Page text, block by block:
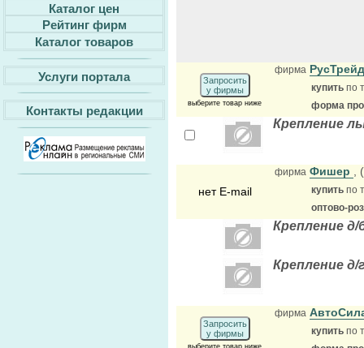
Каталог цен
Рейтинг фирм
Каталог товаров
Услуги портала
Контакты редакции
Запросить
у фирмы
выберите товар ниже
фирма
купить по
форма
Крепление
нет E-mail
фирма Фишер
купить по
оптово-
Крепление
Крепление
Запросить
у фирмы
выберите товар ниже
фирма
купить по